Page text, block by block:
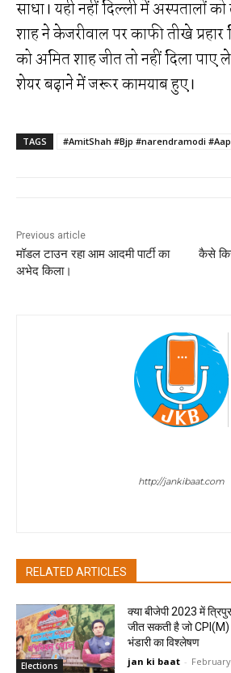
साधा। यही नहीं दिल्ली में अस्पतालों
शाह ने केजरीवाल पर काफी तीखे प्रहार
को अमित शाह जीत तो नहीं दिला पाए
शेयर बढ़ाने में जरूर कामयाब हुए।
TAGS #AmitShah #Bjp #narendramodi #Aap
Previous article
मॉडल टाउन रहा आम आदमी पार्टी का
अभेद किला।
कैसे
http://jankibaat.com
RELATED ARTICLES
Elections
क्या बीजेपी 2023 में
जीत सकती है जो CPI(M)
भंडारी का विश्लेषण
jan ki baat -